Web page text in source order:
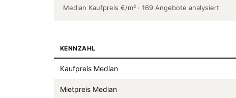
Median Kaufpreis €/m² · 169 Angebote analysiert
KENNZAHL
Kaufpreis Median
Mietpreis Median